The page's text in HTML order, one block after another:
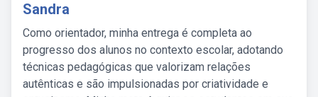
Sandra
Como orientador, minha entrega é completa ao
progresso dos alunos no contexto escolar, adotando
técnicas pedagógicas que valorizam relações
autênticas e são impulsionadas por criatividade e